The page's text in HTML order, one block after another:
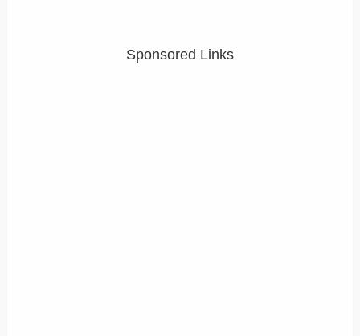
Sponsored Links